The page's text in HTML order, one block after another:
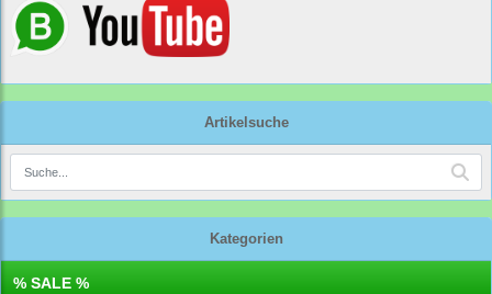
Artikelsuche
Kategorien
% SALE %